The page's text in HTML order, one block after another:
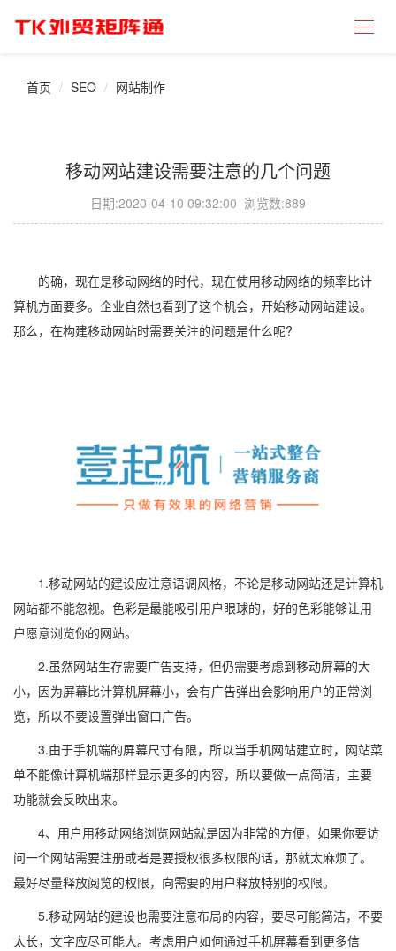
首页 SEO 网站制作
移动网站建设需要注意的几个问题
日期:2020-04-10 09:32:00 浏览数:889
的确，现在是移动网络的时代，现在使用移动网络的频率比计
算机方面要多。企业自然也看到了这个机会，开始移动网站建设。
那么，在构建移动网站时需要关注的问题是什么呢?
1.移动网站的建设应注意语调风格，不论是移动网站还是计算机
网站都不能忽视。色彩是最能吸引用户眼球的，好的色彩能够让用
户愿意浏览你的网站。
2.虽然网站生存需要广告支持，但仍需要考虑到移动屏幕的大
小，因为屏幕比计算机屏幕小，会有广告弹出会影响用户的正常浏
览，所以不要设置弹出窗口广告。
3.由于手机端的屏幕尺寸有限，所以当手机网站建立时，网站菜
单不能像计算机端那样显示更多的内容，所以要做一点简洁，主要
功能就会反映出来。
4、用户用移动网络浏览网站就是因为非常的方便，如果你要访
问一个网站需要注册或者是要授权很多权限的话，那就太麻烦了。
最好尽量释放阅览的权限，向需要的用户释放特别的权限。
5.移动网站的建设也需要注意布局的内容，要尽可能简洁，不要
太长，文字应尽可能大。考虑用户如何通过手机屏幕看到更多信